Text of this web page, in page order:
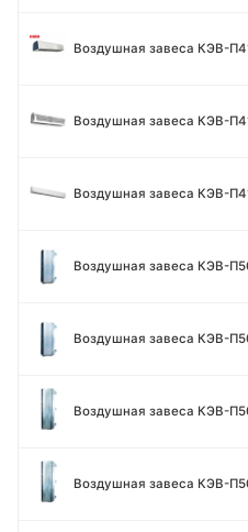
Воздушная завеса КЭВ-
Воздушная завеса КЭВ-
Воздушная завеса КЭВ-
Воздушная завеса КЭВ-
Воздушная завеса КЭВ-
Воздушная завеса КЭВ-
Воздушная завеса КЭВ-